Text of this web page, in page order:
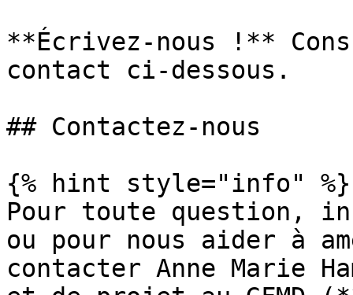
**Écrivez-nous !**
contact ci-dessous.
## Contactez-nous
{% hint style="info" %}
Pour toute question,
ou pour nous aider à
contacter Anne Marie